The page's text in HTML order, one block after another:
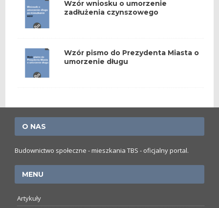
Wzór wniosku o umorzenie
zadłużenia czynszowego
Wzór pismo do Prezydenta Miasta o
umorzenie długu
O NAS
Budownictwo społeczne - mieszkania TBS - oficjalny portal.
MENU
Artykuły